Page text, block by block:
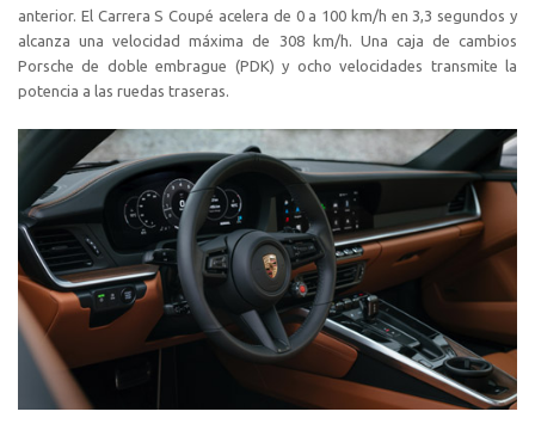
anterior. El Carrera S Coupé acelera de 0 a 100 km/h en 3,3 segundos y
alcanza una velocidad máxima de 308 km/h. Una caja de cambios
Porsche de doble embrague (PDK) y ocho velocidades transmite la
potencia a las ruedas traseras.